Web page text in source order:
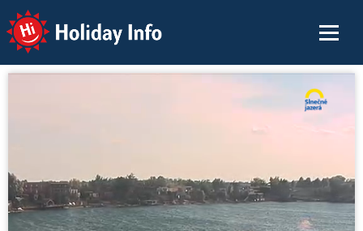
Holiday Info